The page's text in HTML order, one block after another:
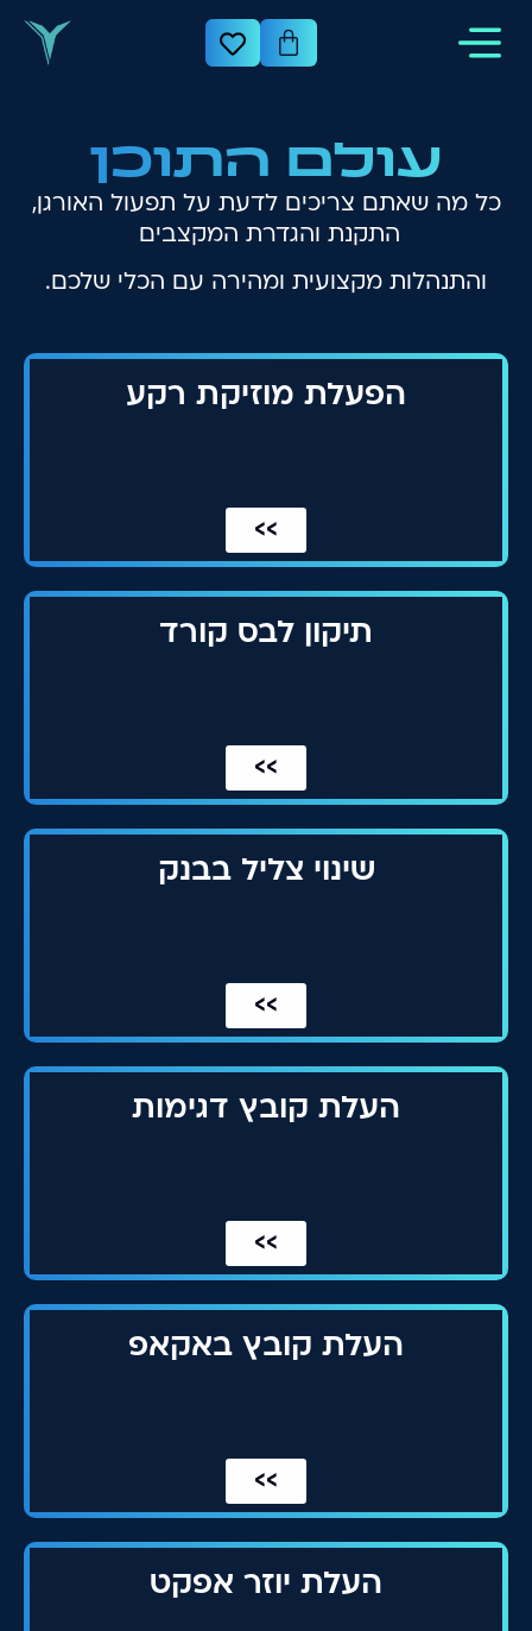
עולם התוכן
כל מה שאתם צריכים לדעת על תפעול האורגן,
התקנת והגדרת המקצבים
והתנהלות מקצועית ומהירה עם הכלי שלכם.
הפעלת מוזיקת רקע
>>
תיקון לבס קורד
>>
שינוי צליל בבנק
>>
העלת קובץ דגימות
>>
העלת קובץ באקאפ
>>
העלת יוזר אפקט